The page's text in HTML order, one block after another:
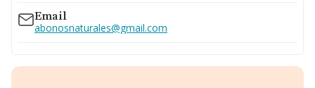
Email
abonosnaturales@gmail.com